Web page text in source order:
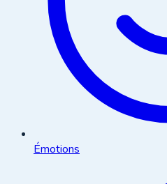
Émotions